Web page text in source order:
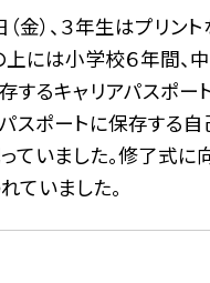
金）、３年生はプリン
上には小学校６年間、
するキャリアパスポー
パスポートに保存する
ていました。修了式
ていました。